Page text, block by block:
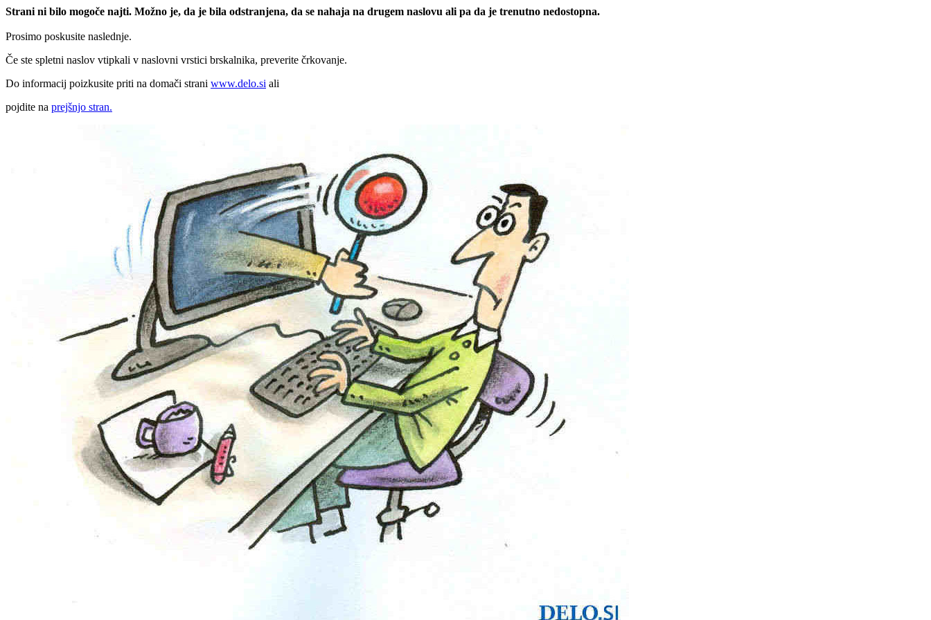
Strani ni bilo mogoče najti. Možno je, da je bila odstranjena, da se nahaja na drugem naslovu ali pa da je trenutno nedostopna.
Prosimo poskusite naslednje.
Če ste spletni naslov vtipkali v naslovni vrstici brskalnika, preverite črkovanje.
Do informacij poizkusite priti na domači strani www.delo.si ali
pojdite na prejšnjo stran.